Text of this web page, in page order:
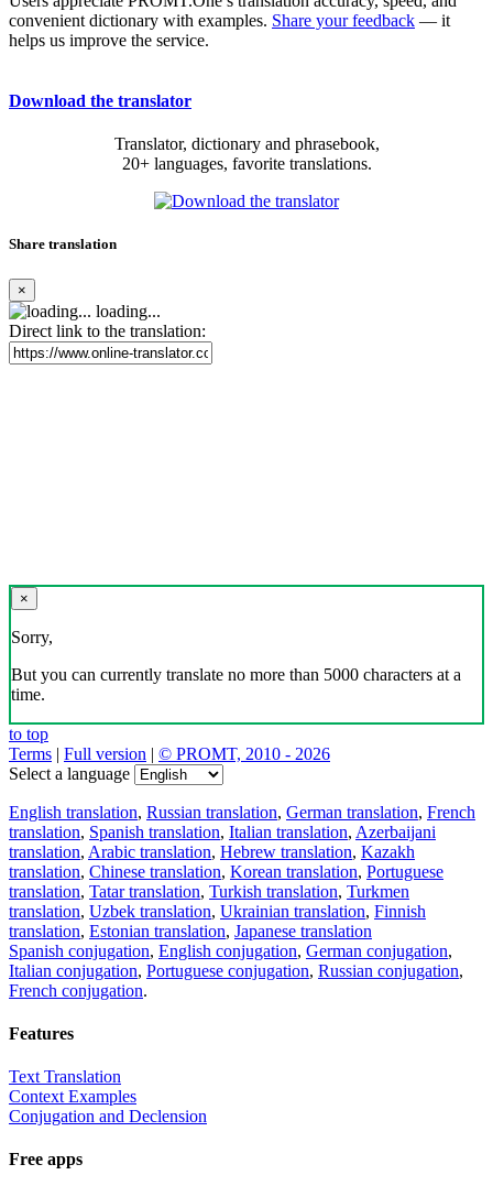
convenient dictionary with examples. Share your feedback — it
helps us improve the service.
Download the translator
Translator, dictionary and phrasebook,
20+ languages, favorite translations.
Share translation
×
loading...
Direct link to the translation:
×
Sorry,
But you can currently translate no more than 5000 characters at a
time.
to top
Terms | Full version | © PROMT, 2010 - 2026
Select a language
English translation, Russian translation, German translation, French
translation, Spanish translation, Italian translation, Azerbaijani
translation, Arabic translation, Hebrew translation, Kazakh
translation, Chinese translation, Korean translation, Portuguese
translation, Tatar translation, Turkish translation, Turkmen
translation, Uzbek translation, Ukrainian translation, Finnish
translation, Estonian translation, Japanese translation
Spanish conjugation, English conjugation, German conjugation,
Italian conjugation, Portuguese conjugation, Russian conjugation,
French conjugation.
Features
Text Translation
Context Examples
Conjugation and Declension
Free apps